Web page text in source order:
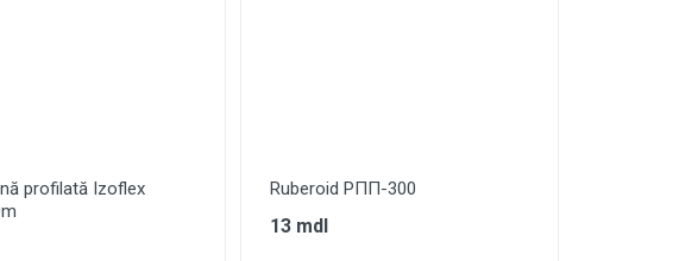
profilată Izoflex
Ruberoid РПП-300
13 mdl